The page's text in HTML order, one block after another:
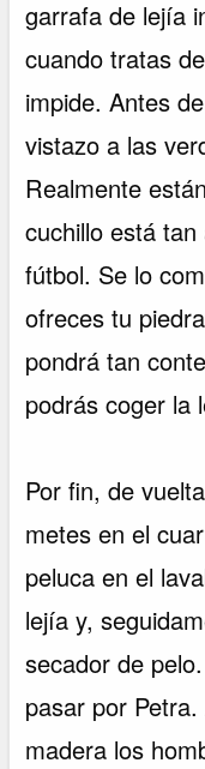
garrafa de lejía
cuando tratas
impide. Antes
vistazo a las
Realmente
cuchillo está
fútbol. Se lo
ofreces tu
pondrá tan
podrás coger la
Por fin, de
metes en el
peluca en el
lejía y,
secador de
pasar por
madera los